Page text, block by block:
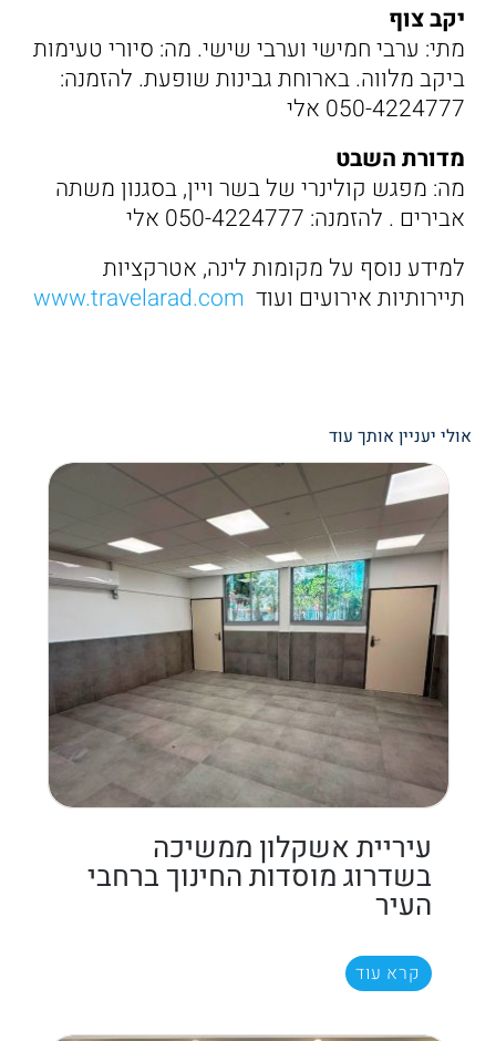
יקב צוף
מתי: ערבי חמישי וערבי שישי. מה: סיורי טעימות
ביקב מלווה. בארוחת גבינות שופעת. להזמנה:
050-4224777 אלי
מדורת השבט
מה: מפגש קולינרי של בשר ויין, בסגנון משתה
אבירים . להזמנה: 050-4224777 אלי
למידע נוסף על מקומות לינה, אטרקציות
תיירותיות אירועים ועוד www.travelarad.com
אולי יעניין אותך עוד
עיריית אשקלון ממשיכה
בשדרוג מוסדות החינוך ברחבי
העיר
קרא עוד